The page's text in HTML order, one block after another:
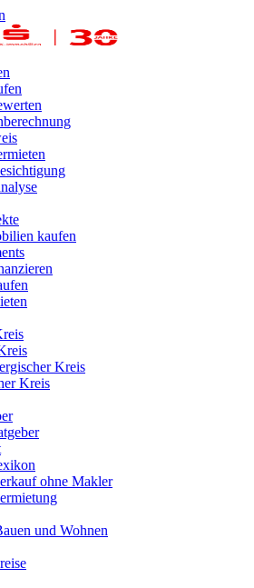
kaufen
Kreis
Kreis
ohne Makler
und Wohnen